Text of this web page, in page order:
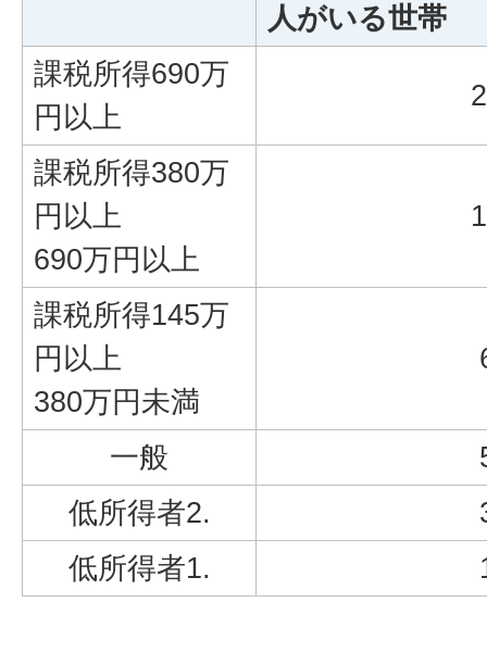
人がいる世帯
課税所得690万
円以上
課税所得380万
円以上
690万円以上
課税所得145万
円以上
380万円未満
一般
低所得者2.
低所得者1.